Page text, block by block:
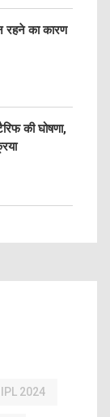
रहने का कारण
की घोषणा,
IPL 2024